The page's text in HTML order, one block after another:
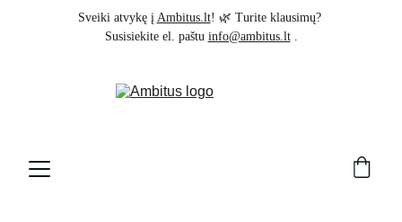
Sveiki atvykę į Ambitus.lt! 🌿 Turite klausimų?
Susisiekite el. paštu info@ambitus.lt .